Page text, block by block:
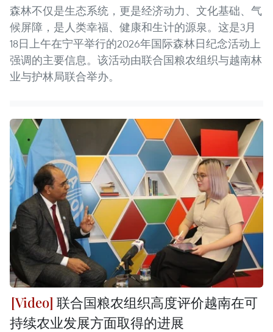
森林不仅是生态系统，更是经济动力、文化基础、气
候屏障，是人类幸福、健康和生计的源泉。这是3月
18日上午在宁平举行的2026年国际森林日纪念活动上
强调的主要信息。该活动由联合国粮农组织与越南林
业与护林局联合举办。
联合国粮农组织高度评价越南在可
持续农业发展方面取得的进展